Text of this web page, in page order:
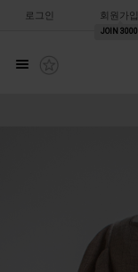
로그인 회원가입
JOIN 3000